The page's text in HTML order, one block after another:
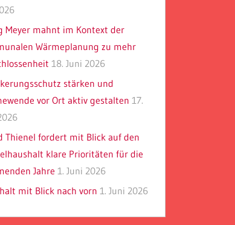
Meyer mahnt im Kontext der
Wärmeplanung zu mehr
18. Juni 2026
stärken und
vor Ort aktiv gestalten 17.
Thienel fordert mit Blick auf den
klare Prioritäten für die
Jahre 1. Juni 2026
mit Blick nach vorn 1. Juni 2026